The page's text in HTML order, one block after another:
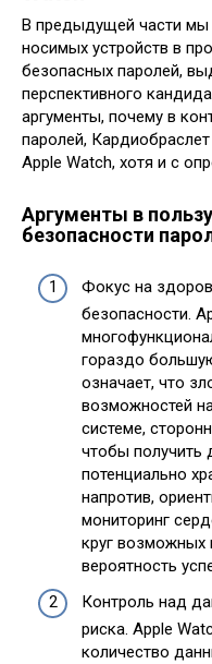
В предыдущей части мы
носимых устройств в
безопасных паролей,
перспективного
аргументы, почему в
паролей,
Apple Watch, хотя и с
Аргументы в
безопасности
Фокус на
безопасности.
гораздо
означает, что
возможностей
системе,
чтобы получить
потенциально
напротив,
мониторинг
круг возможных
вероятность
Контроль над
риска. Apple
количество